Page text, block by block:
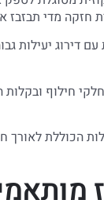
חזקה מדי תבזבז
עם דירוג
חילוף
הכוללת לאורך